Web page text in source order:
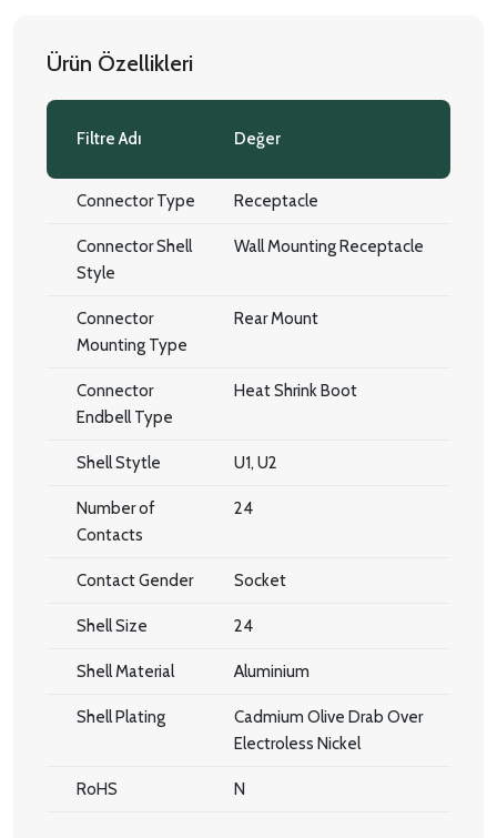
Ürün Özellikleri
Filtre Adı Değer
Connector Type Receptacle
Connector Shell
Style
Wall Mounting Receptacle
Connector
Mounting Type
Rear Mount
Connector
Endbell Type
Heat Shrink Boot
Shell Stytle U1, U2
Number of
Contacts
24
Contact Gender Socket
Shell Size 24
Shell Material Aluminium
Shell Plating
Cadmium Olive Drab Over
Electroless Nickel
RoHS N